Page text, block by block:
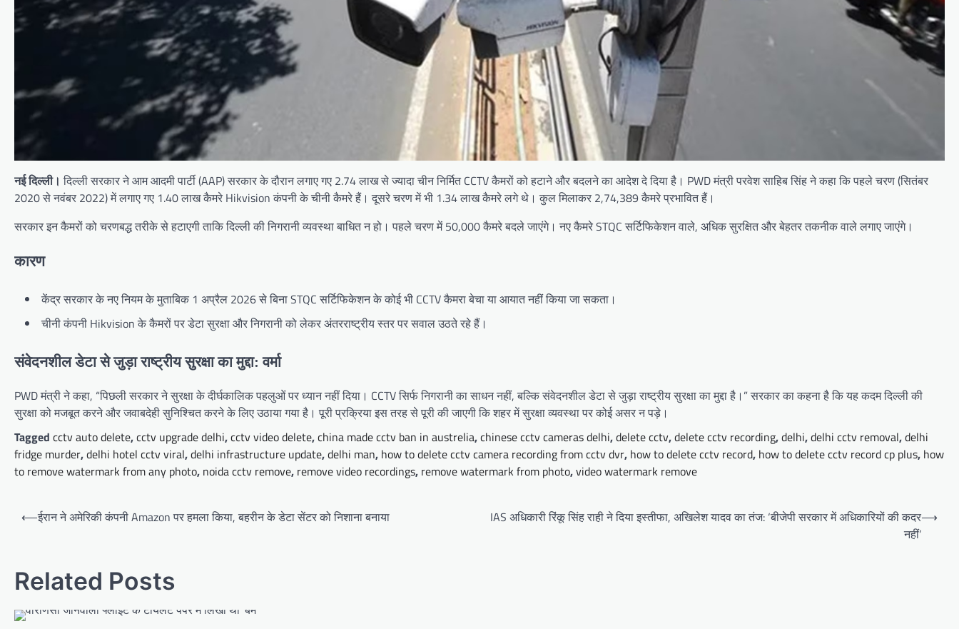
नई दिल्ली। दिल्ली सरकार ने आम आदमी पार्टी (AAP) सरकार के दौरान लगाए गए 2.74 लाख से ज्यादा चीन निर्मित CCTV कैमरों को हटाने और बदलने का आदेश दे दिया है। PWD मंत्री परवेश साहिब सिंह ने कहा कि पहले चरण (सितंबर
2020 से नवंबर 2022) में लगाए गए 1.40 लाख कैमरे Hikvision कंपनी के चीनी कैमरे हैं। दूसरे चरण में भी 1.34 लाख कैमरे लगे थे। कुल मिलाकर 2,74,389 कैमरे प्रभावित हैं।
सरकार इन कैमरों को चरणबद्ध तरीके से हटाएगी ताकि दिल्ली की निगरानी व्यवस्था बाधित न हो। पहले चरण में 50,000 कैमरे बदले जाएंगे। नए कैमरे STQC सर्टिफिकेशन वाले, अधिक सुरक्षित और बेहतर तकनीक वाले लगाए जाएंगे।
कारण
केंद्र सरकार के नए नियम के मुताबिक 1 अप्रैल 2026 से बिना STQC सर्टिफिकेशन के कोई भी CCTV कैमरा बेचा या आयात नहीं किया जा सकता।
चीनी कंपनी Hikvision के कैमरों पर डेटा सुरक्षा और निगरानी को लेकर अंतरराष्ट्रीय स्तर पर सवाल उठते रहे हैं।
संवेदनशील डेटा से जुड़ा राष्ट्रीय सुरक्षा का मुद्दा: वर्मा
PWD मंत्री ने कहा, “पिछली सरकार ने सुरक्षा के दीर्घकालिक पहलुओं पर ध्यान नहीं दिया। CCTV सिर्फ निगरानी का साधन नहीं, बल्कि संवेदनशील डेटा से जुड़ा राष्ट्रीय सुरक्षा का मुद्दा है।” सरकार का कहना है कि यह कदम दिल्ली की
सुरक्षा को मजबूत करने और जवाबदेही सुनिश्चित करने के लिए उठाया गया है। पूरी प्रक्रिया इस तरह से पूरी की जाएगी कि शहर में सुरक्षा व्यवस्था पर कोई असर न पड़े।
Tagged cctv auto delete,cctv upgrade delhi,cctv video delete,china made cctv ban in austrelia,chinese cctv cameras delhi,delete cctv,delete cctv recording,delhi,delhi cctv removal,delhi
fridge murder,delhi hotel cctv viral,delhi infrastructure update,delhi man, how to delete cctv camera recording from cctv dvr, how to delete cctv record, how to delete cctv record cp plus, how
to remove watermark from any photo, noida cctv remove, remove video recordings, remove watermark from photo,video watermark remove
Post
⟵ईरान ने अमेरिकी कंपनी Amazon पर हमला किया, बहरीन के डेटा सेंटर को निशाना बनाया
IAS अधिकारी रिंकू सिंह राही ने दिया इस्तीफा, अखिलेश यादव का तंज: ‘बीजेपी सरकार में अधिकारियों की कदर
नहीं’
⟶
Related Posts